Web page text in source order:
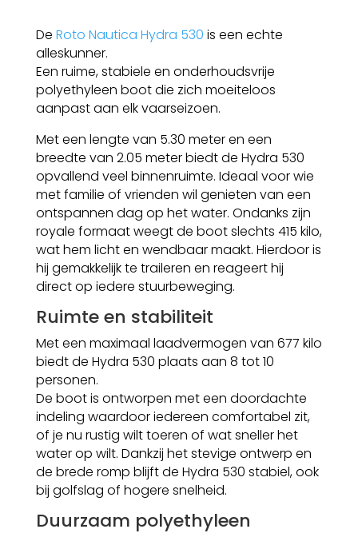
De Roto Nautica Hydra 530 is een echte
alleskunner.
Een ruime, stabiele en onderhoudsvrije
polyethyleen boot die zich moeiteloos
aanpast aan elk vaarseizoen.
Met een lengte van 5.30 meter en een
breedte van 2.05 meter biedt de Hydra 530
opvallend veel binnenruimte. Ideaal voor wie
met familie of vrienden wil genieten van een
ontspannen dag op het water. Ondanks zijn
royale formaat weegt de boot slechts 415 kilo,
wat hem licht en wendbaar maakt. Hierdoor is
hij gemakkelijk te traileren en reageert hij
direct op iedere stuurbeweging.
Ruimte en stabiliteit
Met een maximaal laadvermogen van 677 kilo
biedt de Hydra 530 plaats aan 8 tot 10
personen.
De boot is ontworpen met een doordachte
indeling waardoor iedereen comfortabel zit,
of je nu rustig wilt toeren of wat sneller het
water op wilt. Dankzij het stevige ontwerp en
de brede romp blijft de Hydra 530 stabiel, ook
bij golfslag of hogere snelheid.
Duurzaam polyethyleen